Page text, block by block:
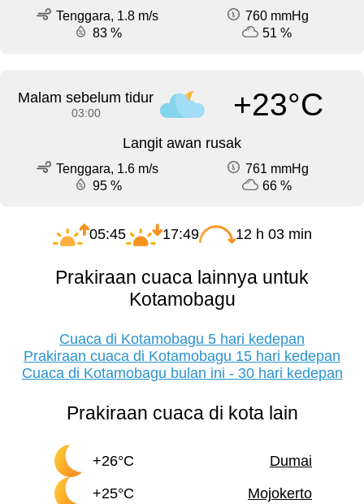
Tenggara, 1.8 m/s
760 mmHg
83 %
51 %
Malam sebelum tidur
03:00 +23°C
Langit awan rusak
Tenggara, 1.6 m/s
761 mmHg
95 %
66 %
05:45 17:49 12 h 03 min
Prakiraan cuaca lainnya untuk
Kotamobagu
Cuaca di Kotamobagu 5 hari kedepan
Prakiraan cuaca di Kotamobagu 15 hari kedepan
Cuaca di Kotamobagu bulan ini - 30 hari kedepan
Prakiraan cuaca di kota lain
+26°C
Dumai
+25°C
Mojokerto